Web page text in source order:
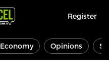
Register
Economy Opinions